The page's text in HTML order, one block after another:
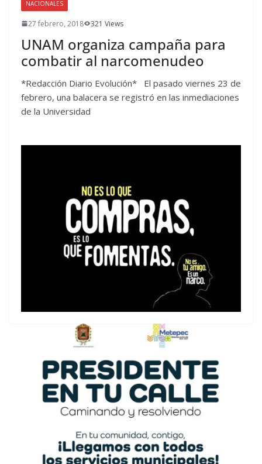
NACIONALES
27 febrero, 2018 321 Views
UNAM organiza campaña para
combatir al narcomenudeo
*Redacción Diario Evolución* El pasado viernes 23 de
febrero, una balacera se registró en las inmediaciones
de la Universidad